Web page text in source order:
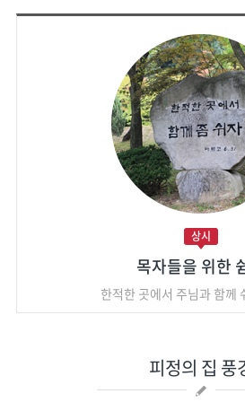
상시
목자들을 위한
한적한 곳에서 주님과 함께
피정의 집 풍